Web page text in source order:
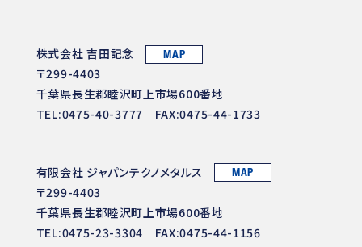
株式会社 吉田記念 MAP
〒299-4403
千葉県長生郡睦沢町上市場600番地
TEL:0475-40-3777 FAX:0475-44-1733
有限会社 ジャパンテクノメタルス MAP
〒299-4403
千葉県長生郡睦沢町上市場600番地
TEL:0475-23-3304 FAX:0475-44-1156